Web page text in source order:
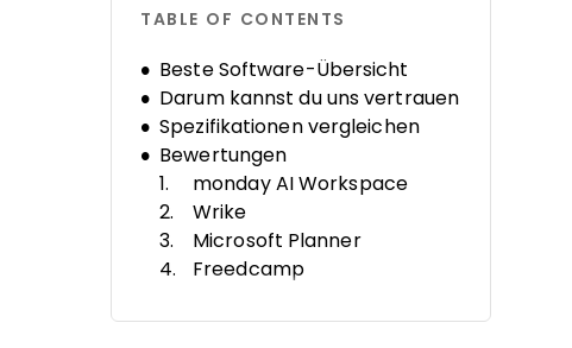
TABLE OF CONTENTS
Beste Software-Übersicht
Darum kannst du uns vertrauen
Spezifikationen vergleichen
Bewertungen
monday AI Workspace
Wrike
Microsoft Planner
Freedcamp
Businessmap